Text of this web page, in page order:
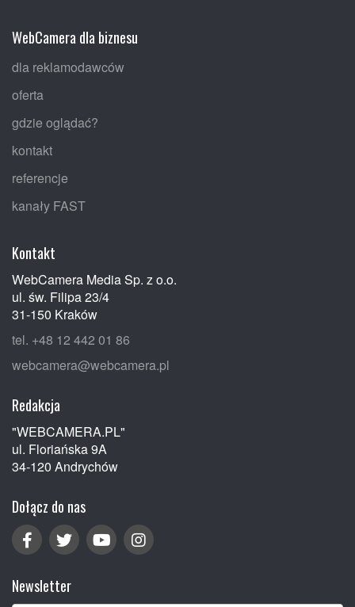
WebCamera dla biznesu
dla reklamodawców
oferta
gdzie oglądać?
kontakt
referencje
kanały FAST
Kontakt
WebCamera Media Sp. z o.o.
ul. św. Filipa 23/4
31-150 Kraków
tel. +48 12 442 01 86
webcamera@webcamera.pl
Redakcja
"WEBCAMERA.PL"
ul. Floriańska 9A
34-120 Andrychów
Dołącz do nas
Newsletter